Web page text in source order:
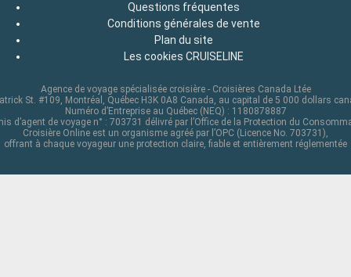
Questions fréquentes
Conditions générales de vente
Plan du site
Les cookies CRUISELINE
Agence de voyage spécialisée croisière - Croisières Canada Ltée
St. #109, Montréal, Québec H3K 0A8 Canada, au capital de 5 000 dollars
Numéro d’Entreprise au Québec (NEQ) : 1180878887
d’agent de voyage n° : 703731 délivré par l’Office de la Protection du
Croisière Online est un organisme agréé par l’OPC (Licence No. 703731),
offrant à chaque voyageur une protection claire, fiable et entièrement réglementée